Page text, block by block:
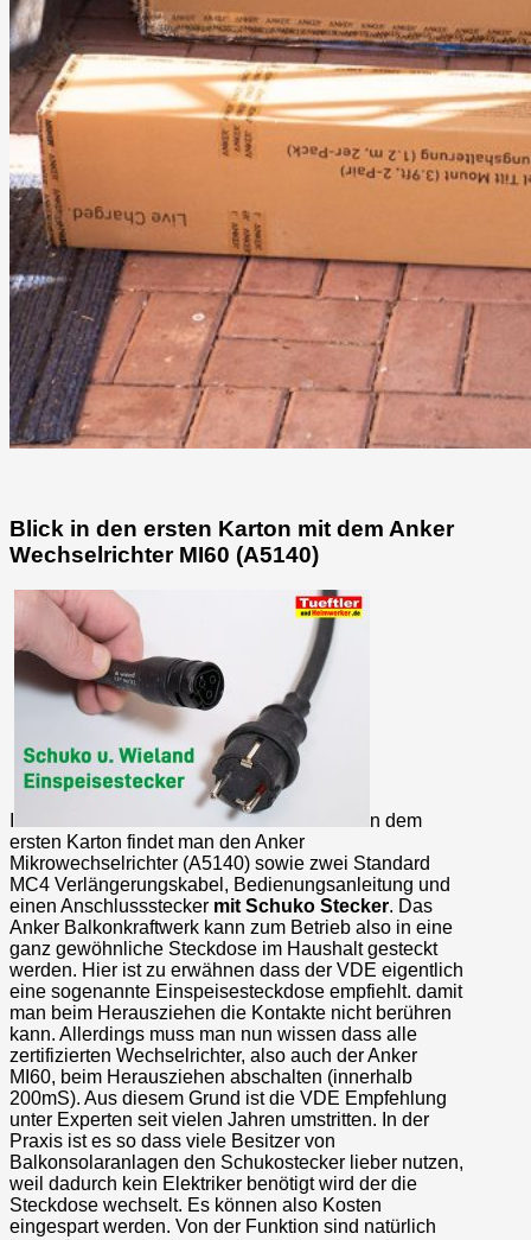
Blick in den ersten Karton mit dem Anker
Wechselrichter MI60 (A5140)
n dem
ersten Karton findet man den Anker
Mikrowechselrichter (A5140) sowie zwei Standard
MC4 Verlängerungskabel, Bedienungsanleitung und
einen Anschlussstecker mit Schuko Stecker. Das
Anker Balkonkraftwerk kann zum Betrieb also in eine
ganz gewöhnliche Steckdose im Haushalt gesteckt
werden. Hier ist zu erwähnen dass der VDE eigentlich
eine sogenannte Einspeisesteckdose empfiehlt. damit
man beim Herausziehen die Kontakte nicht berühren
kann. Allerdings muss man nun wissen dass alle
zertifizierten Wechselrichter, also auch der Anker
MI60, beim Herausziehen abschalten (innerhalb
200mS). Aus diesem Grund ist die VDE Empfehlung
unter Experten seit vielen Jahren umstritten. In der
Praxis ist es so dass viele Besitzer von
Balkonsolaranlagen den Schukostecker lieber nutzen,
weil dadurch kein Elektriker benötigt wird der die
Steckdose wechselt. Es können also Kosten
eingespart werden. Von der Funktion sind natürlich